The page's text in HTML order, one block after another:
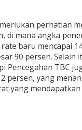
perhatian
di mana angka
baru mencapai
90 persen. Selain
Pencegahan TBC
persen, yang
yang